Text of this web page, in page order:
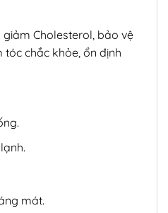
Cholesterol, bảo vệ
chắc khỏe, ổn định
mát.